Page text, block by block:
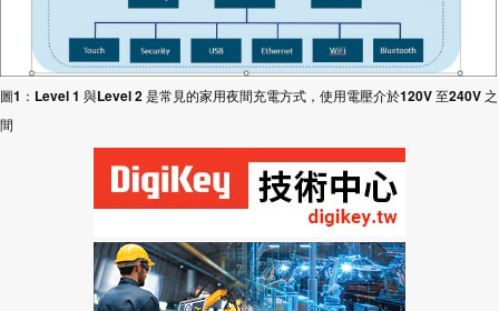
圖1 ： Level 1 與Level 2是常見的家用夜間充電方式，使用電壓介於120V至240V 之
間